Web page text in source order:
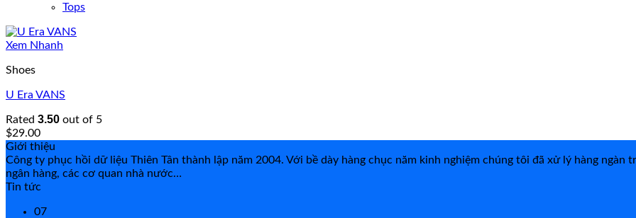
Tops
Xem Nhanh
Shoes
U Era VANS
Rated 3.50 out of 5
$29.00
Giới thiệu
Công ty phục hồi dữ liệu Thiên Tân thành lập năm 2004. Với bề dày hàng chục năm kinh nghiệm chúng tôi đã xử lý hàng
ngân hàng, các cơ quan nhà nước…
Tin tức
07